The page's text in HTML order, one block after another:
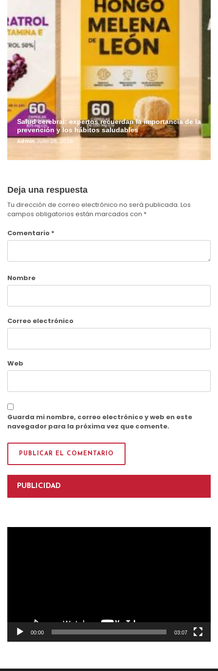
Salud cerebral: expertos recuerdan la importancia de la
prevención y los hábitos saludables
Admin Julio 28, 2026
Deja una respuesta
Tu dirección de correo electrónico no será publicada. Los
campos obligatorios están marcados con *
Comentario *
Nombre
Correo electrónico
Web
Guarda mi nombre, correo electrónico y web en este
navegador para la próxima vez que comente.
PUBLICIDAD
00:00 03:07